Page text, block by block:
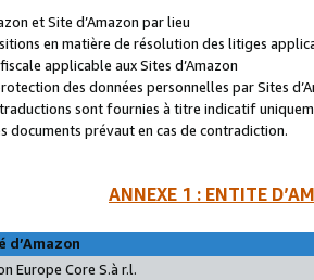
et Site d’Amazon par lieu
en matière de résolution des litiges
applicable aux Sites d’Amazon
des données personnelles par Sites
traductions sont fournies à titre indicatif
documents prévaut en cas de contradiction.
ANNEXE 1 : ENTITE
d’Amazon
Europe Core S.à r.l.